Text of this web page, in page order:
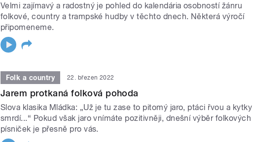
Velmi zajímavý a radostný je pohled do kalendária osobností žánru
folkové, country a trampské hudby v těchto dnech. Některá výročí
připomeneme.
Folk a country 22. březen 2022
Jarem protkaná folková pohoda
Slova klasika Mládka: „Už je tu zase to pitomý jaro, ptáci řvou a kytky
smrdí...“ Pokud však jaro vnímáte pozitivněji, dnešní výběr folkových
písniček je přesně pro vás.